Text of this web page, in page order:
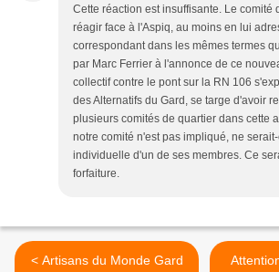
Cette réaction est insuffisante. Le comité
réagir face à l'Aspiq, au moins en lui
correspondant dans les mêmes termes
par Marc Ferrier à l'annonce de ce
collectif contre le pont sur la RN 106
des Alternatifs du Gard, se targe d'avoir
plusieurs comités de quartier dans cette
notre comité n'est pas impliqué, ne
individuelle d'un de ses membres. Ce
forfaiture.
< Artisans du Monde Gard